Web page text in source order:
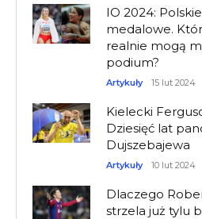
IO 2024:
medalowe.
realnie mogą
podium?
Artykuły 15 lut 2024
Kielecki
Dziesięć lat
Dujszebajewa
Artykuły 10 lut 2024
Dlaczego
strzela już tylu